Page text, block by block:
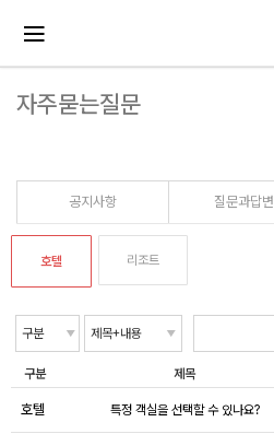
자주묻는질문
공지사항 질문과답변
호텔 리조트
구분 제목
호텔 특정 객실을 선택할 수 있나요?